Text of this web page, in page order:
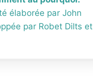
élaborée par John
par Robet Dilts et